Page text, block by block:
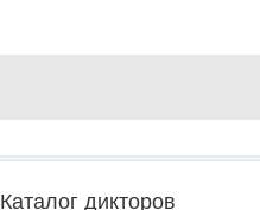
Каталог дикторов